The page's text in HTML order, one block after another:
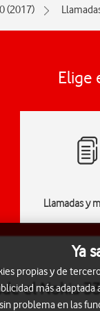
(2017)
Elige
Llamadas y
el Nokia
Ya
propias y de
más
problema en las